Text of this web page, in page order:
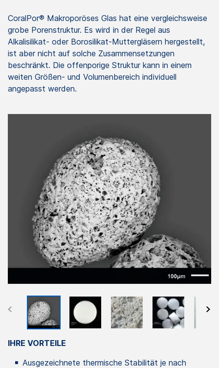
CoralPor® Makroporöses Glas hat eine vergleichsweise
grobe Porenstruktur. Es wird in der Regel aus
Alkalisilikat- oder Borosilikat-Muttergläsern hergestellt,
ist aber nicht auf solche Zusammensetzungen
beschränkt. Die offenporige Struktur kann in einem
weiten Größen- und Volumenbereich individuell
angepasst werden.
IHRE VORTEILE
Ausgezeichnete thermische Stabilität je nach